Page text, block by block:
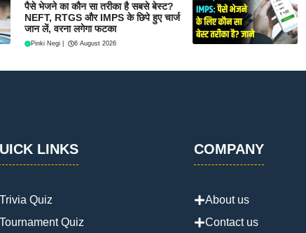
पैसे भेजने का कौन सा तरीका है सबसे बेस्ट?
NEFT, RTGS और IMPS के छिपे हुए चार्ज
जान लें, वरना लगेगा फटका
Pinki Negi 6 August 2026
LINKS
Trivia Quiz
Tournament Quiz
COMPANY
About us
Contact us